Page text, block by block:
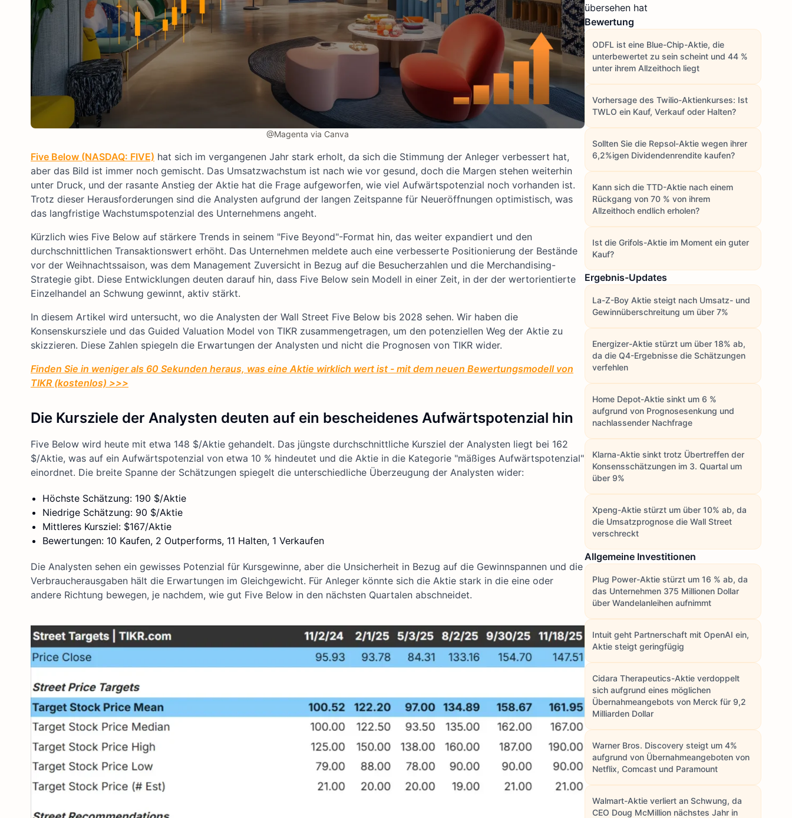
@Magenta via Canva
Five Below (NASDAQ: FIVE) hat sich im vergangenen Jahr stark erholt, da sich die Stimmung der Anleger verbessert hat,
aber das Bild ist immer noch gemischt. Das Umsatzwachstum ist nach wie vor gesund, doch die Margen stehen weiterhin
unter Druck, und der rasante Anstieg der Aktie hat die Frage aufgeworfen, wie viel Aufwärtspotenzial noch vorhanden ist.
Trotz dieser Herausforderungen sind die Analysten aufgrund der langen Zeitspanne für Neueröffnungen optimistisch, was
das langfristige Wachstumspotenzial des Unternehmens angeht.
Kürzlich wies Five Below auf stärkere Trends in seinem "Five Beyond"-Format hin, das weiter expandiert und den
durchschnittlichen Transaktionswert erhöht. Das Unternehmen meldete auch eine verbesserte Positionierung der Bestände
vor der Weihnachtssaison, was dem Management Zuversicht in Bezug auf die Besucherzahlen und die Merchandising-
Strategie gibt. Diese Entwicklungen deuten darauf hin, dass Five Below sein Modell in einer Zeit, in der der wertorientierte
Einzelhandel an Schwung gewinnt, aktiv stärkt.
In diesem Artikel wird untersucht, wo die Analysten der Wall Street Five Below bis 2028 sehen. Wir haben die
Konsenskursziele und das Guided Valuation Model von TIKR zusammengetragen, um den potenziellen Weg der Aktie zu
skizzieren. Diese Zahlen spiegeln die Erwartungen der Analysten und nicht die Prognosen von TIKR wider.
Finden Sie in weniger als 60 Sekunden heraus, was eine Aktie wirklich wert ist - mit dem neuen Bewertungsmodell von
TIKR (kostenlos) >>>
Die Kursziele der Analysten deuten auf ein bescheidenes Aufwärtspotenzial hin
Five Below wird heute mit etwa 148 $/Aktie gehandelt. Das jüngste durchschnittliche Kursziel der Analysten liegt bei 162
$/Aktie, was auf ein Aufwärtspotenzial von etwa 10 % hindeutet und die Aktie in die Kategorie "mäßiges Aufwärtspotenzial"
einordnet. Die breite Spanne der Schätzungen spiegelt die unterschiedliche Überzeugung der Analysten wider:
Höchste Schätzung: 190 $/Aktie
Niedrige Schätzung: 90 $/Aktie
Mittleres Kursziel: $167/Aktie
Bewertungen: 10 Kaufen, 2 Outperforms, 11 Halten, 1 Verkaufen
Die Analysten sehen ein gewisses Potenzial für Kursgewinne, aber die Unsicherheit in Bezug auf die Gewinnspannen und die
Verbraucherausgaben hält die Erwartungen im Gleichgewicht. Für Anleger könnte sich die Aktie stark in die eine oder
andere Richtung bewegen, je nachdem, wie gut Five Below in den nächsten Quartalen abschneidet.
übersehen hat
Bewertung
ODFL ist eine Blue-Chip-Aktie, die
unterbewertet zu sein scheint und 44 %
unter ihrem Allzeithoch liegt
Vorhersage des Twilio-Aktienkurses: Ist
TWLO ein Kauf, Verkauf oder Halten?
Sollten Sie die Repsol-Aktie wegen ihrer
6,2%igen Dividendenrendite kaufen?
Kann sich die TTD-Aktie nach einem
Rückgang von 70 % von ihrem
Allzeithoch endlich erholen?
Ist die Grifols-Aktie im Moment ein guter
Kauf?
Ergebnis-Updates
La-Z-Boy Aktie steigt nach Umsatz- und
Gewinnüberschreitung um über 7%
Energizer-Aktie stürzt um über 18% ab,
da die Q4-Ergebnisse die Schätzungen
verfehlen
Home Depot-Aktie sinkt um 6 %
aufgrund von Prognosesenkung und
nachlassender Nachfrage
Klarna-Aktie sinkt trotz Übertreffen der
Konsensschätzungen im 3. Quartal um
über 9%
Xpeng-Aktie stürzt um über 10% ab, da
die Umsatzprognose die Wall Street
verschreckt
Allgemeine Investitionen
Plug Power-Aktie stürzt um 16 % ab, da
das Unternehmen 375 Millionen Dollar
über Wandelanleihen aufnimmt
Intuit geht Partnerschaft mit OpenAI ein,
Aktie steigt geringfügig
Cidara Therapeutics-Aktie verdoppelt
sich aufgrund eines möglichen
Übernahmeangebots von Merck für 9,2
Milliarden Dollar
Warner Bros. Discovery steigt um 4%
aufgrund von Übernahmeangeboten von
Netflix, Comcast und Paramount
Walmart-Aktie verliert an Schwung, da
CEO Doug McMillion nächstes Jahr in